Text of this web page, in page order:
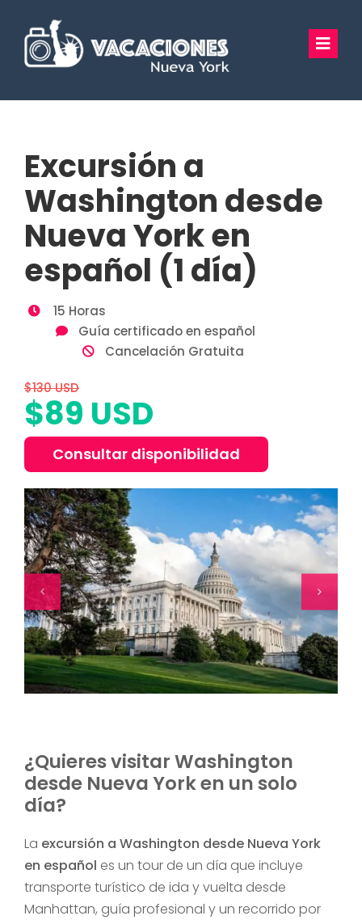
contenido
Vacaciones Nueva York
Tours Privados
Guía Turística
Hoteles
Preguntas Frecuentes
Excursión a
Washington desde
Nueva York en
español (1 día)
15 Horas
Guía certificado en español
Cancelación Gratuita
$130 USD
$89 USD
Consultar disponibilidad
¿Quieres visitar Washington
desde Nueva York en un solo
día?
La excursión a Washington desde Nueva York
en español es un tour de un día que incluye
transporte turístico de ida y vuelta desde
Manhattan, guía profesional y un recorrido por